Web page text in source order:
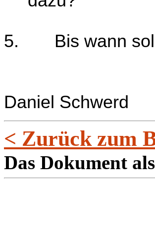
5. Bis wann
Daniel Schwerd
< Zurück zum
Das Dokument